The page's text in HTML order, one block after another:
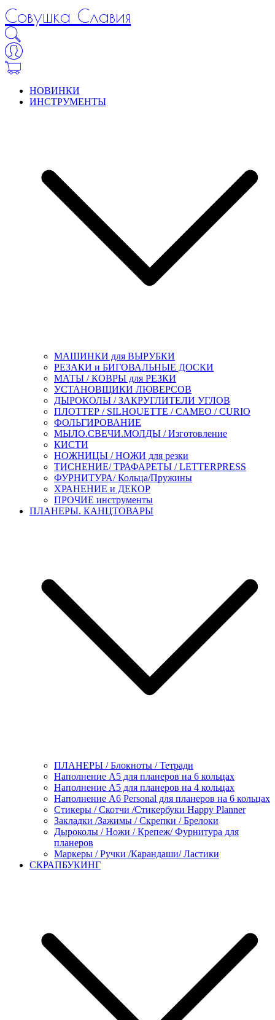
Совушка Славия
НОВИНКИ
ИНСТРУМЕНТЫ
МАШИНКИ для ВЫРУБКИ
РЕЗАКИ и БИГОВАЛЬНЫЕ ДОСКИ
МАТЫ / КОВРЫ для РЕЗКИ
УСТАНОВЩИКИ ЛЮВЕРСОВ
ДЫРОКОЛЫ / ЗАКРУГЛИТЕЛИ УГЛОВ
ПЛОТТЕР / SILHOUETTE / CAMEO / CURIO
ФОЛЬГИРОВАНИЕ
МЫЛО.СВЕЧИ.МОЛДЫ / Изготовление
КИСТИ
НОЖНИЦЫ / НОЖИ для резки
ТИСНЕНИЕ/ ТРАФАРЕТЫ / LETTERPRESS
ФУРНИТУРА/ Кольца/Пружины
ХРАНЕНИЕ и ДЕКОР
ПРОЧИЕ инструменты
ПЛАНЕРЫ. КАНЦТОВАРЫ
ПЛАНЕРЫ / Блокноты / Тетради
Наполнение А5 для планеров на 6 кольцах
Наполнение А5 для планеров на 4 кольцах
Наполнение А6 Personal для планеров на 6 кольцах
Стикеры / Скотчи /Стикербуки Happy Planner
Закладки /Зажимы / Скрепки / Брелоки
Дыроколы / Ножи / Крепеж/ Фурнитура для
планеров
Маркеры / Ручки /Карандаши/ Ластики
СКРАПБУКИНГ